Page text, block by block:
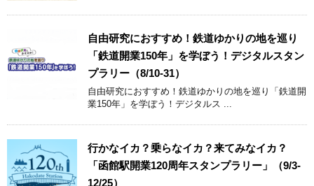
自由研究におすすめ！鉄道ゆかりの地を巡り
「鉄道開業150年」を学ぼう！デジタルスタン
プラリー（8/10-31）
自由研究におすすめ！鉄道ゆかりの地を巡り「鉄道開
業150年」を学ぼう！デジタルス ...
行かなイカ？乗らなイカ？来てみなイカ？
「函館駅開業120周年スタンプラリー」（9/3-
12/25）